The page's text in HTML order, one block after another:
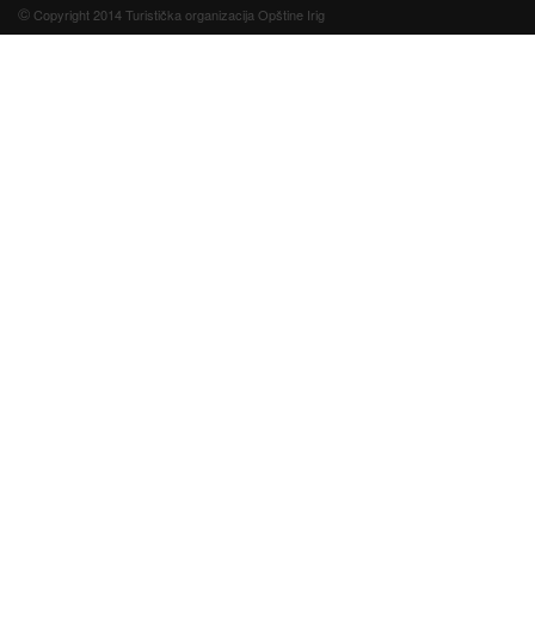
© Copyright 2014 Turistička organizacija Opštine Irig